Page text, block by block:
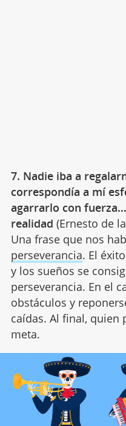
7. Nadie iba a
correspondía a mí
agarrarlo con
realidad (Ernesto de
Una frase que nos
perseverancia. El
y los sueños se
perseverancia. En el
obstáculos y
caídas. Al final, quien
meta.